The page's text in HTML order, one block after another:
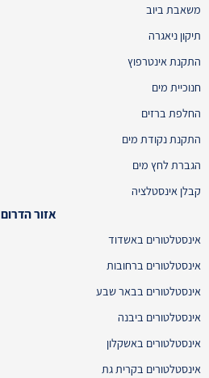
משאבת ביוב
תיקון ניאגרה
התקנת אינטרפוץ
חנוכיית מים
החלפת ברזים
התקנת נקודת מים
הגברת לחץ מים
קבלן אינסטלציה
אזור הדרום
אינסטלטורים באשדוד
אינסטלטורים ברחובות
אינסטלטורים בבאר שבע
אינסטלטורים ביבנה
אינסטלטורים באשקלון
אינסטלטורים בקרית גת